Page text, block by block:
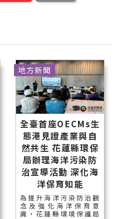
全臺首座OECMs生
態港見證產業與自
然共生 花蓮縣環保
局辦理海洋污染防
治宣導活動 深化海
洋保育知能
為提升海洋污染防治觀
念及強化海洋保育意
識，花蓮縣環境保護局
地方新聞